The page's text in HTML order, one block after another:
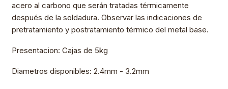
acero al carbono que serán tratadas térmicamente
después de la soldadura. Observar las indicaciones de
pretratamiento y postratamiento térmico del metal base.
Presentacion: Cajas de 5kg
Diametros disponibles: 2.4mm - 3.2mm